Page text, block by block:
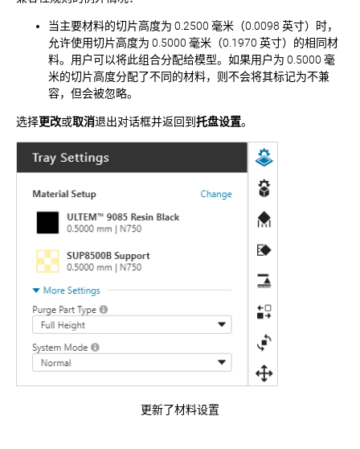
当主要材料的切片高度为 0.2500 毫米（0.0098 英寸）时，
允许使用切片高度为 0.5000 毫米（0.1970 英寸）的相同材
料。用户可以将此组合分配给模型。如果用户为 0.5000 毫
米的切片高度分配了不同的材料，则不会将其标记为不兼
容，但会被忽略。
选择更改或取消退出对话框并返回到 托盘设置。
更新了材料设置